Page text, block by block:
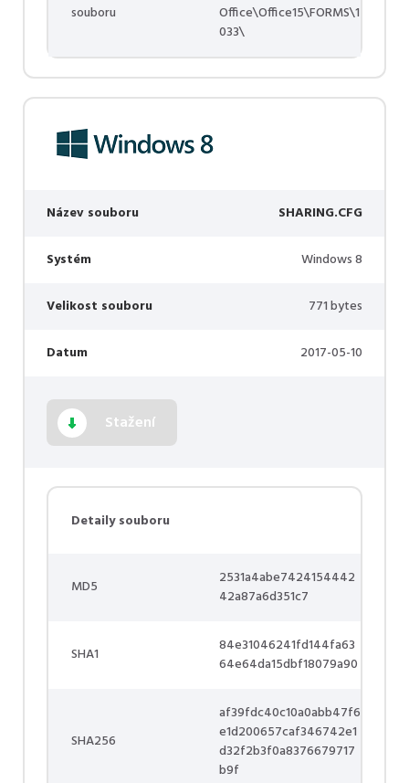
souboru
Office\Office15\FORMS\1
033\
Název souboru SHARING.CFG
Systém Windows 8
Velikost souboru 771 bytes
Datum 2017-05-10
Stažení
Detaily souboru
MD5
2531a4abe7424154442
42a87a6d351c7
SHA1
84e31046241fd144fa63
64e64da15dbf18079a90
SHA256
af39fdc40c10a0abb47f6
e1d200657caf346742e1
d32f2b3f0a8376679717
b9f